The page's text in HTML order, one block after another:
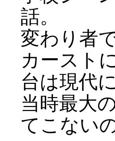
話。
変わり者
カースト
台は現代
当時最大
てこない